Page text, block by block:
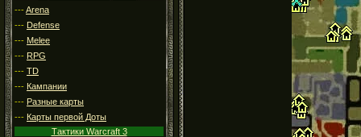
---Arena
--- Defense
--- Melee
--- RPG
--- TD
--- Кампании
--- Разные карты
--- Карты первой Доты
Тактики Warcraft 3